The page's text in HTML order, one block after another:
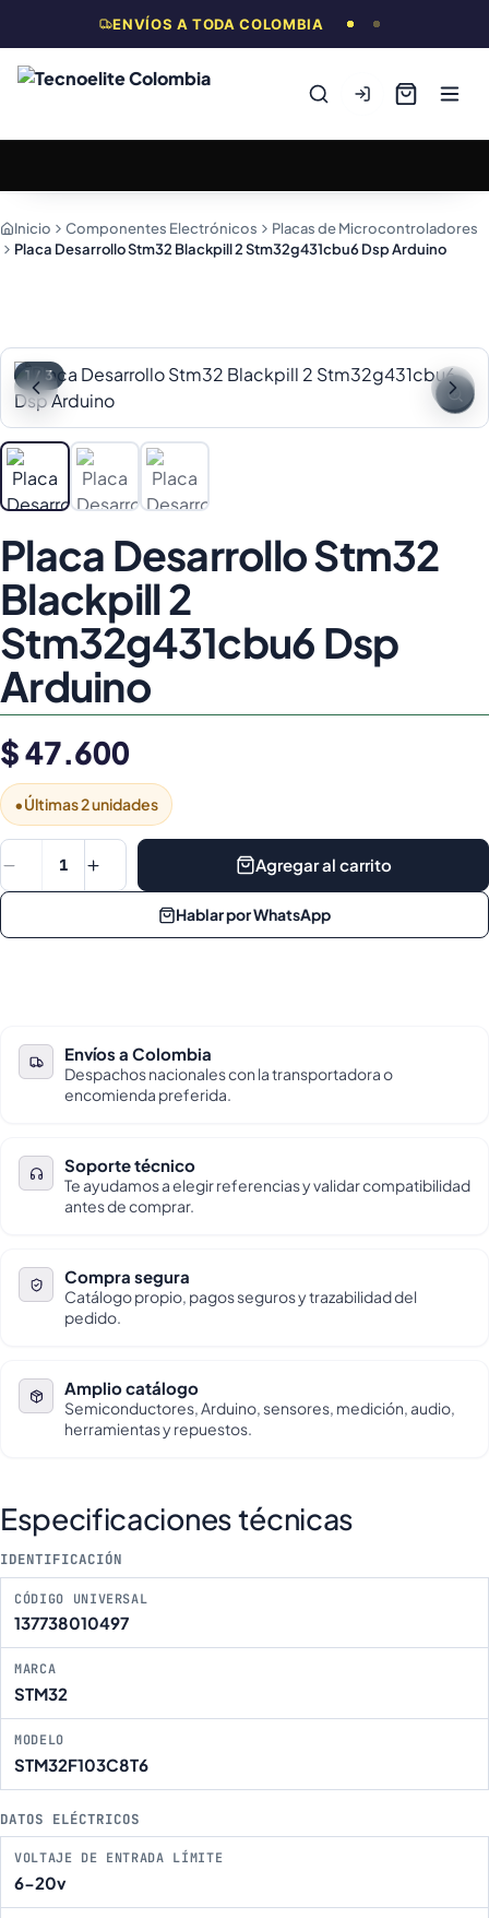
ENVÍOS A TODA COLOMBIA
Inicio Componentes Electrónicos
Placas de Microcontroladores
Placa Desarrollo Stm32 Blackpill 2 Stm32g431cbu6 Dsp Arduino
1/3
Placa Desarrollo Stm32
Blackpill 2
Stm32g431cbu6 Dsp
Arduino
$ 47.600
•Últimas 2 unidades
1 Agregar al carrito
Hablar por WhatsApp
Envíos a Colombia
Despachos nacionales con la transportadora o
encomienda preferida.
Soporte técnico
Te ayudamos a elegir referencias y validar compatibilidad
antes de comprar.
Compra segura
Catálogo propio, pagos seguros y trazabilidad del
pedido.
Amplio catálogo
Semiconductores, Arduino, sensores, medición, audio,
herramientas y repuestos.
Especificaciones técnicas
IDENTIFICACIÓN
CÓDIGO UNIVERSAL
137738010497
MARCA
STM32
MODELO
STM32F103C8T6
DATOS ELÉCTRICOS
VOLTAJE DE ENTRADA LÍMITE
6-20v